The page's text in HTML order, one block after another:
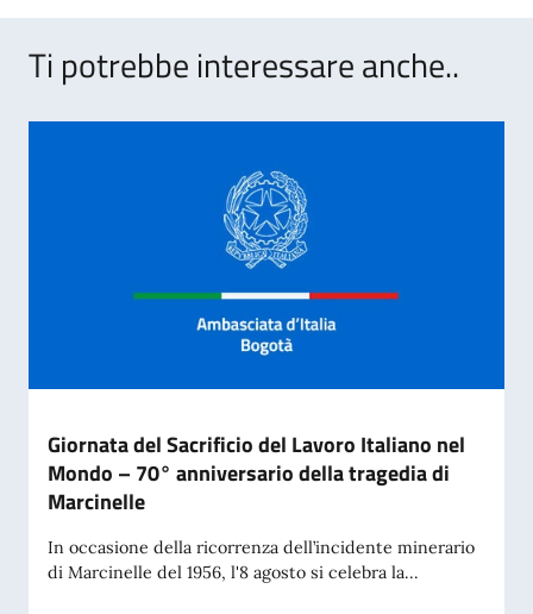
Ti potrebbe interessare anche..
Giornata del Sacrificio del Lavoro Italiano nel
Mondo – 70° anniversario della tragedia di
Marcinelle
In occasione della ricorrenza dell’incidente minerario
di Marcinelle del 1956, l'8 agosto si celebra la...